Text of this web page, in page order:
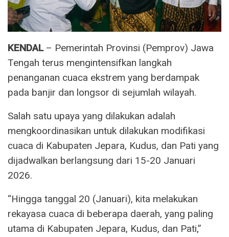
KENDAL– Pemerintah Provinsi (Pemprov) Jawa
Tengah terus mengintensifkan langkah
penanganan cuaca ekstrem yang berdampak
pada banjir dan longsor di sejumlah wilayah.
Salah satu upaya yang dilakukan adalah
mengkoordinasikan untuk dilakukan modifikasi
cuaca di Kabupaten Jepara, Kudus, dan Pati yang
dijadwalkan berlangsung dari 15-20 Januari
2026.
“Hingga tanggal 20 (Januari), kita melakukan
rekayasa cuaca di beberapa daerah, yang paling
utama di Kabupaten Jepara, Kudus, dan Pati,”